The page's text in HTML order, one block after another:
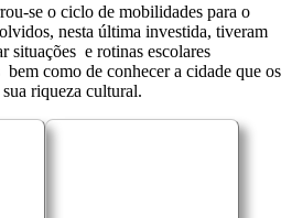
se o ciclo de mobilidades para o
nesta última investida, tiveram
situações e rotinas escolares
como de conhecer a cidade que os
riqueza cultural.